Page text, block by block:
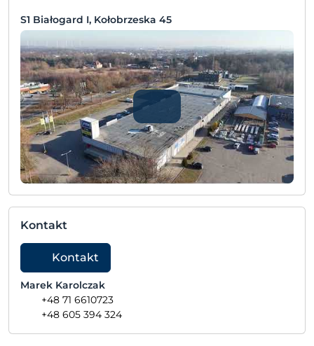
S1 Białogard I, Kołobrzeska 45
Kontakt
Kontakt
Marek Karolczak
+48 71 6610723
+48 605 394 324